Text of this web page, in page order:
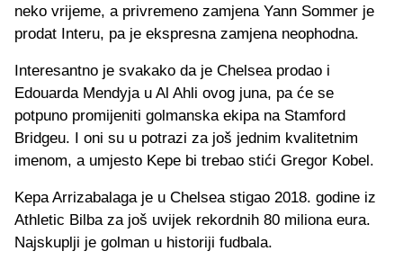
neko vrijeme, a privremeno zamjena Yann Sommer je
prodat Interu, pa je ekspresna zamjena neophodna.
Interesantno je svakako da je Chelsea prodao i
Edouarda Mendyja u Al Ahli ovog juna, pa će se
potpuno promijeniti golmanska ekipa na Stamford
Bridgeu. I oni su u potrazi za još jednim kvalitetnim
imenom, a umjesto Kepe bi trebao stići Gregor Kobel.
Kepa Arrizabalaga je u Chelsea stigao 2018. godine iz
Athletic Bilba za još uvijek rekordnih 80 miliona eura.
Najskuplji je golman u historiji fudbala.